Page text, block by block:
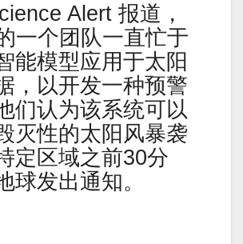
Alert 报道，
一个团队一直忙于
能模型应用于太阳
，以开发一种预警
们认为该系统可以
灭性的太阳风暴袭
定区域之前30分
球发出通知。